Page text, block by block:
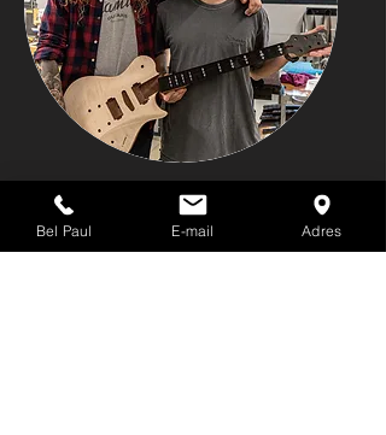
Zelf proberen?
The Panthera II Studio Supreme is al
Bel Paul E-mail Adres